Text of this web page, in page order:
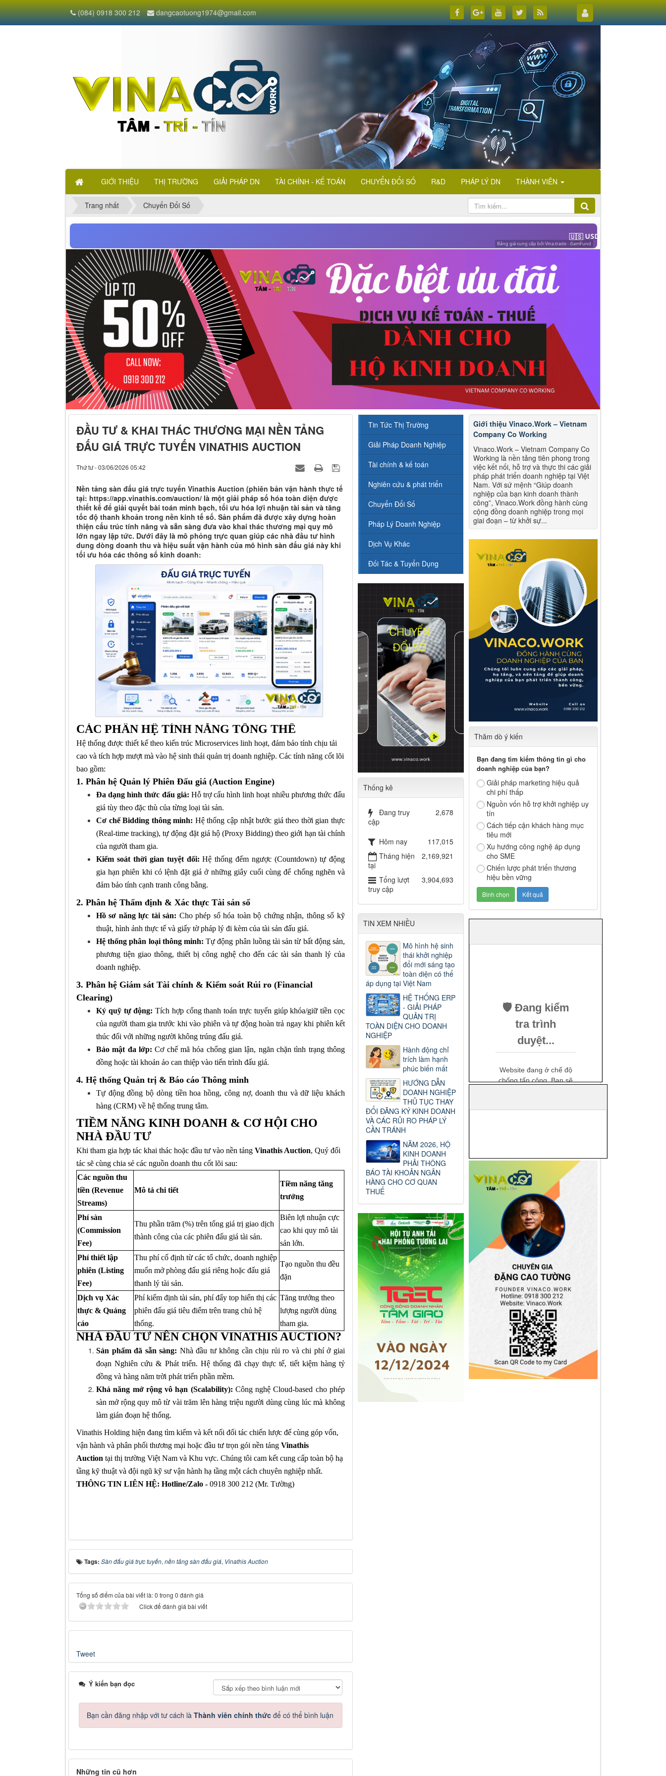
GIỚI THIỆU THỊ TRƯỜNG GIẢI PHÁP DN TÀI CHÍNH - KẾ TOÁN CHUYỂN ĐỔI SỐ R&D PHÁP LÝ DN THÀNH VIÊN
(084) 0918 300 212 dangcaotuong1974@gmail.com
Trang nhất Chuyển Đổi Số
ĐẦU TƯ & KHAI THÁC THƯƠNG MẠI NỀN TẢNG
ĐẤU GIÁ TRỰC TUYẾN VINATHIS AUCTION
Thứ tư - 03/06/2026 05:42
Nền tảng sàn đấu giá trực tuyến Vinathis Auction (phiên bản vận hành thực tế
tại: https://app.vinathis.com/auction/ là một giải pháp số hóa toàn diện được
thiết kế để giải quyết bài toán minh bạch, tối ưu hóa lợi nhuận tài sản và tăng
tốc độ thanh khoản trong nền kinh tế số. Sản phẩm đã được xây dựng hoàn
thiện cấu trúc tính năng và sẵn sàng đưa vào khai thác thương mại quy mô
lớn ngay lập tức. Dưới đây là mô phỏng trực quan giúp các nhà đầu tư hình
dung dòng doanh thu và hiệu suất vận hành của mô hình sàn đấu giá này khi
tối ưu hóa các thông số kinh doanh:
CÁC PHÂN HỆ TÍNH NĂNG TỔNG THỂ
Hệ thống được thiết kế theo kiến trúc Microservices linh hoạt, đảm bảo tính chịu tải
cao và tích hợp mượt mà vào hệ sinh thái quản trị doanh nghiệp. Các tính năng cốt lõi
bao gồm:
1. Phân hệ Quản lý Phiên Đấu giá (Auction Engine)
Đa dạng hình thức đấu giá: Hỗ trợ cấu hình linh hoạt nhiều phương thức đấu
giá tùy theo đặc thù của từng loại tài sản.
Cơ chế Bidding thông minh: Hệ thống cập nhật bước giá theo thời gian thực
(Real-time tracking), tự động đặt giá hộ (Proxy Bidding) theo giới hạn tài chính
của người tham gia.
Kiểm soát thời gian tuyệt đối: Hệ thống đếm ngược (Countdown) tự động
gia hạn phiên khi có lệnh đặt giá ở những giây cuối cùng để chống nghẽn và
đảm bảo tính cạnh tranh công bằng.
2. Phân hệ Thẩm định & Xác thực Tài sản số
Hồ sơ năng lực tài sản: Cho phép số hóa toàn bộ chứng nhận, thông số kỹ
thuật, hình ảnh thực tế và giấy tờ pháp lý đi kèm của tài sản đấu giá.
Hệ thống phân loại thông minh: Tự động phân luồng tài sản từ bất động sản,
phương tiện giao thông, thiết bị công nghệ cho đến các tài sản thanh lý của
doanh nghiệp.
3. Phân hệ Giám sát Tài chính & Kiểm soát Rủi ro (Financial
Clearing)
Ký quỹ tự động: Tích hợp cổng thanh toán trực tuyến giúp khóa/giữ tiền cọc
của người tham gia trước khi vào phiên và tự động hoàn trả ngay khi phiên kết
thúc đối với những người không trúng đấu giá.
Bảo mật đa lớp: Cơ chế mã hóa chống gian lận, ngăn chặn tình trạng thông
đồng hoặc tài khoản ảo can thiệp vào tiến trình đấu giá.
4. Hệ thống Quản trị & Báo cáo Thông minh
Tự động đồng bộ dòng tiền hoa hồng, công nợ, doanh thu và dữ liệu khách
hàng (CRM) về hệ thống trung tâm.
TIỀM NĂNG KINH DOANH & CƠ HỘI CHO
NHÀ ĐẦU TƯ
Khi tham gia hợp tác khai thác hoặc đầu tư vào nền tảng Vinathis Auction, Quý đối
tác sẽ cùng chia sẻ các nguồn doanh thu cốt lõi sau:
Các nguồn thu
tiền (Revenue
Streams)
Mô tả chi tiết
Tiềm năng tăng
trưởng
Phí sàn
(Commission
Fee)
Thu phần trăm (%) trên tổng giá trị giao dịch
thành công của các phiên đấu giá tài sản.
Biên lợi nhuận cực
cao khi quy mô tài
sản lớn.
Phí thiết lập
phiên (Listing
Fee)
Thu phí cố định từ các tổ chức, doanh nghiệp
muốn mở phòng đấu giá riêng hoặc đấu giá
thanh lý tài sản.
Tạo nguồn thu đều
đặn
Dịch vụ Xác
thực & Quảng
cáo
Phí kiểm định tài sản, phí đẩy top hiển thị các
phiên đấu giá tiêu điểm trên trang chủ hệ
thống.
Tăng trưởng theo
lượng người dùng
tham gia.
NHÀ ĐẦU TƯ NÊN CHỌN VINATHIS AUCTION?
Sản phẩm đã sẵn sàng: Nhà đầu tư không cần chịu rủi ro và chi phí ở giai
đoạn Nghiên cứu & Phát triển. Hệ thống đã chạy thực tế, tiết kiệm hàng tỷ
đồng và hàng năm trời phát triển phần mềm.
Khả năng mở rộng vô hạn (Scalability): Công nghệ Cloud-based cho phép
sàn mở rộng quy mô từ vài trăm lên hàng triệu người dùng cùng lúc mà không
làm gián đoạn hệ thống.
Vinathis Holding hiện đang tìm kiếm và kết nối đối tác chiến lược để cùng góp vốn,
vận hành và phân phối thương mại hoặc đầu tư trọn gói nền tảng Vinathis
Auction tại thị trường Việt Nam và Khu vực. Chúng tôi cam kết cung cấp toàn bộ hạ
tầng kỹ thuật và đội ngũ kỹ sư vận hành hạ tầng một cách chuyên nghiệp nhất.
THÔNG TIN LIÊN HỆ: Hotline/Zalo - 0918 300 212 (Mr. Tường)
Tags: Sàn đấu giá trực tuyến, nền tảng sàn đấu giá, Vinathis Auction
Tổng số điểm của bài viết là: 0 trong 0 đánh giá
Click để đánh giá bài viết
Tweet
Ý kiến bạn đọc
Bạn cần đăng nhập với tư cách là Thành viên chính thức để có thể bình luận
Những tin cũ hơn
Giới thiệu Vinaco.Work – Vietnam
Company Co Working
Vinaco.Work – Vietnam Company Co
Working là nền tảng tiên phong trong
việc kết nối, hỗ trợ và thực thi các giải
pháp phát triển doanh nghiệp tại Việt
Nam. Với sứ mệnh “Giúp doanh
nghiệp của bạn kinh doanh thành
công”, Vinaco.Work đồng hành cùng
cộng đồng doanh nghiệp trong mọi
giai đoạn – từ khởi sự...
Thăm dò ý kiến
Bạn đang tìm kiếm thông tin gì cho
doanh nghiệp của bạn?
Giải pháp marketing hiệu quả
chi phí thấp
Nguồn vốn hỗ trợ khởi nghiệp uy
tín
Cách tiếp cận khách hàng mục
tiêu mới
Xu hướng công nghệ áp dụng
cho SME
Chiến lược phát triển thương
hiệu bền vững
Tin Tức Thị Trường
Giải Pháp Doanh Nghiệp
Tài chính & kế toán
Nghiên cứu & phát triển
Chuyển Đổi Số
Pháp Lý Doanh Nghiệp
Dịch Vụ Khác
Đối Tác & Tuyển Dụng
Thống kê
Đang truy
cập
2,678
Hôm nay
117,015
Tháng hiện
tại
2,169,921
Tổng lượt
truy cập
3,904,693
TIN XEM NHIỀU
Mô hình hệ sinh
thái khởi nghiệp
đổi mới sáng tạo
toàn diện có thể
áp dụng tại Việt Nam
HỆ THỐNG ERP
- GIẢI PHÁP
QUẢN TRỊ
TOÀN DIỆN CHO DOANH
NGHIỆP
Hành động chỉ
trích làm hạnh
phúc biến mất
HƯỚNG DẪN
DOANH NGHIỆP
THỦ TỤC THAY
ĐỔI ĐĂNG KÝ KINH DOANH
VÀ CÁC RỦI RO PHÁP LÝ
CẦN TRÁNH
NĂM 2026, HỘ
KINH DOANH
PHẢI THÔNG
BÁO TÀI KHOẢN NGÂN
HÀNG CHO CƠ QUAN
THUẾ